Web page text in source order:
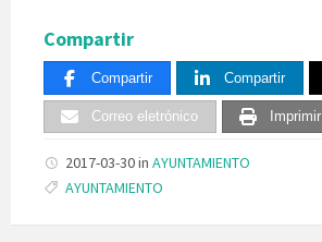
Compartir
Compartir Compartir
Correo eletrónico Imprimir
2017-03-30in AYUNTAMIENTO
Tags:
AYUNTAMIENTO